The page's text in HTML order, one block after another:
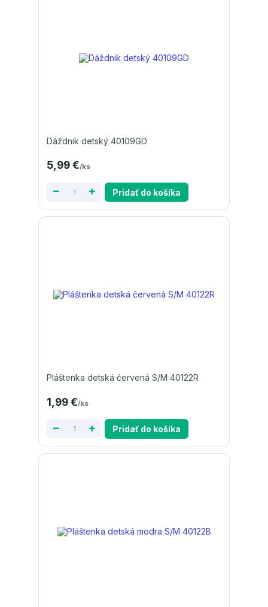
Dáždnik detský 40109GD
5,99 €/ks
Pridať do košíka
Pláštenka detská červená S/M 40122R
1,99 €/ks
Pridať do košíka